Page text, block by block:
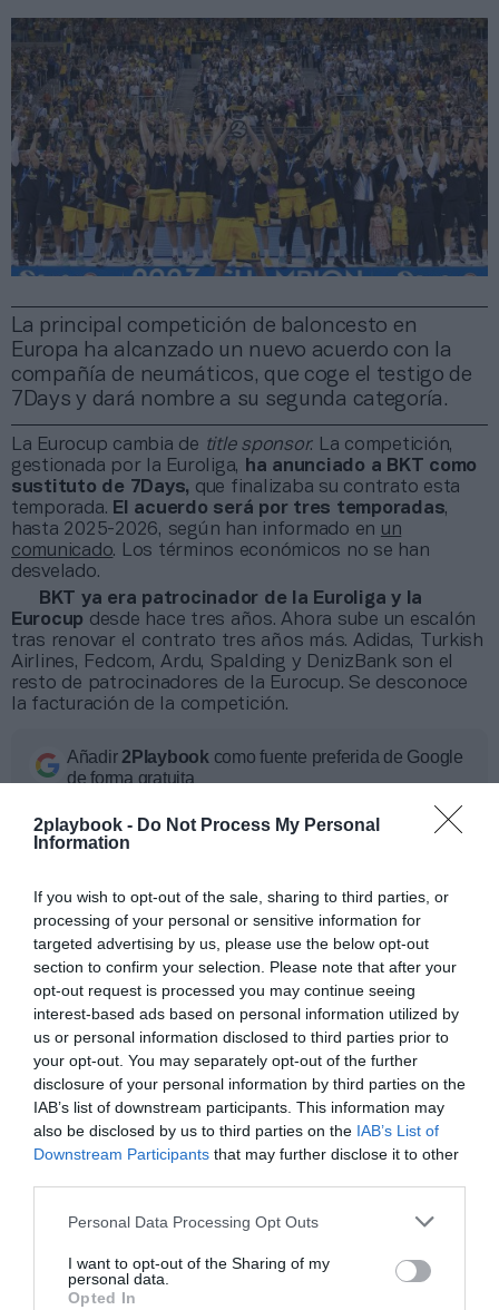
2playbook - Do Not Process My Personal
Information
If you wish to opt-out of the sale, sharing to third parties, or
processing of your personal or sensitive information for
targeted advertising by us, please use the below opt-out
section to confirm your selection. Please note that after your
opt-out request is processed you may continue seeing
interest-based ads based on personal information utilized by
us or personal information disclosed to third parties prior to
your opt-out. You may separately opt-out of the further
disclosure of your personal information by third parties on the
IAB’s list of downstream participants. This information may
also be disclosed by us to third parties on the IAB’s List of
Downstream Participants that may further disclose it to other
Personal Data Processing Opt Outs
I want to opt-out of the Sharing of my
personal data.
Opted In
Índex2P
Euroliga
La principal competición de baloncesto en
Europa ha alcanzado un nuevo acuerdo con la
compañía de neumáticos, que coge el testigo de
7Days y dará nombre a su segunda categoría.
La Eurocup cambia de title sponsor. La competición,
gestionada por la Euroliga,
ha anunciado a BKT como
sustituto de 7Days, que finalizaba su contrato esta
temporada. El acuerdo será por tres temporadas,
hasta 2025-2026, según han informado en un
comunicado. Los términos económicos no se han
desvelado.
BKT ya era patrocinador de la Euroliga y la
Eurocup desde hace tres años. Ahora sube un escalón
tras renovar el contrato tres años más. Adidas, Turkish
Airlines, Fedcom, Ardu, Spalding y DenizBank son el
resto de patrocinadores de la Eurocup. Se desconoce
la facturación de la competición.
Añadir2Playbook como fuente preferida de Google
de forma gratuita
ACTIVAR AHORA
Compartir
Imprimir
Publicidad
2Playbook Club2P